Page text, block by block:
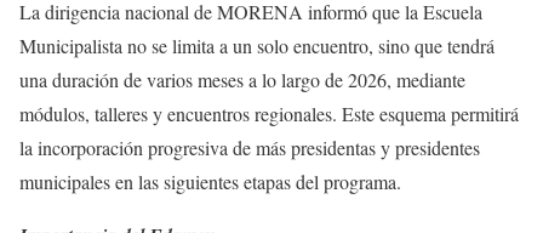
La dirigencia nacional de MORENA informó que la Escuela
Municipalista no se limita a un solo encuentro, sino que tendrá
una duración de varios meses a lo largo de 2026, mediante
módulos, talleres y encuentros regionales. Este esquema permitirá
la incorporación progresiva de más presidentas y presidentes
municipales en las siguientes etapas del programa.